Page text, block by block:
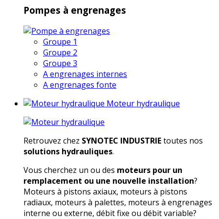
Pompes à engrenages
Groupe 1
Groupe 2
Groupe 3
A engrenages internes
A engrenages fonte
Moteur hydraulique
Retrouvez chez SYNOTEC INDUSTRIEtoutes nos
solutions hydrauliques.
Vous cherchez un ou des moteurs pour un
remplacement ou une nouvelle installation?
Moteurs à pistons axiaux, moteurs à pistons
radiaux, moteurs à palettes, moteurs à engrenages
interne ou externe, débit fixe ou débit variable?